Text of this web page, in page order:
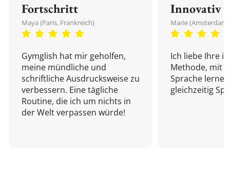
Fortschritt
Maya (Paris, Frankreich)
Gymglish hat mir geholfen,
meine mündliche und
schriftliche Ausdrucksweise zu
verbessern. Eine tägliche
Routine, die ich um nichts in
der Welt verpassen würde!
Innovativ
Marie
Ich liebe Ihre
Methode, mit
Sprache
gleichzeitig